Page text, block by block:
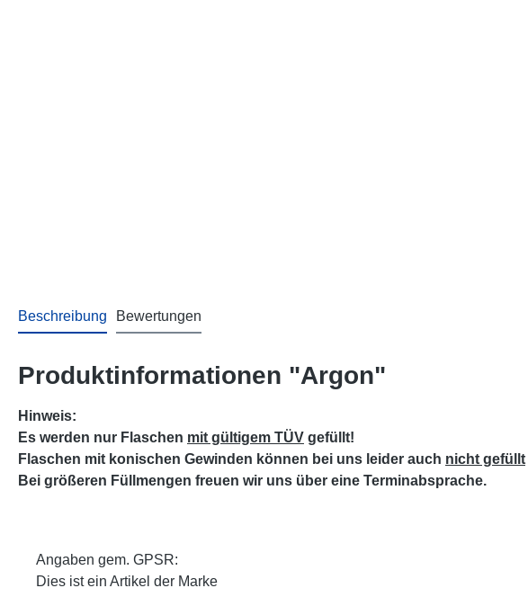
Beschreibung Bewertungen
Produktinformationen "Argon"
Hinweis:
Es werden nur Flaschen mit gültigem TÜV gefüllt!
Flaschen mit konischen Gewinden können bei uns leider auch nicht gefüllt
Bei größeren Füllmengen freuen wir uns über eine Terminabsprache.
Angaben gem. GPSR:
Dies ist ein Artikel der Marke